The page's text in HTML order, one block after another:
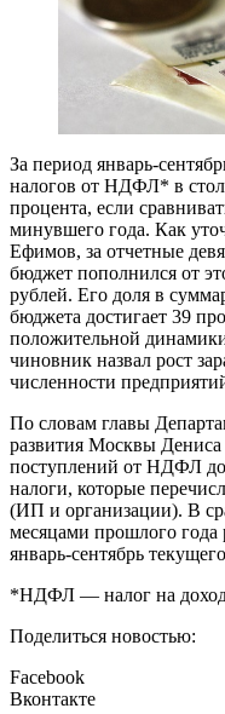
За период январь-
налогов от НДФЛ* в
процента, если
минувшего года. Как
Ефимов, за отчетные
бюджет пополнился от
рублей. Его доля в
бюджета достигает 39
положительной
чиновник назвал рост
численности
По словам главы
развития Москвы
поступлений от НДФЛ
налоги, которые
(ИП и организации). В
месяцами прошлого года
январь-сентябрь
*НДФЛ — налог на
Поделиться новостью:
Facebook
Вконтакте